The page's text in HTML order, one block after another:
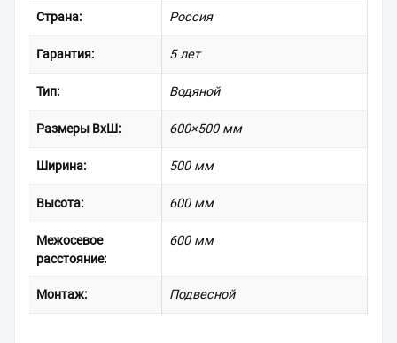
Страна: Россия
Гарантия: 5 лет
Тип: Водяной
Размеры ВxШ: 600×500 мм
Ширина: 500 мм
Высота: 600 мм
Межосевое
расстояние:
600 мм
Монтаж: Подвесной